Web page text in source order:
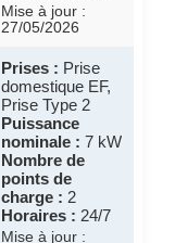
Mise à jour :
27/05/2026
Prises : Prise
domestique EF,
Prise Type 2
Puissance
nominale : 7 kW
Nombre de
points de
charge : 2
Horaires : 24/7
Mise à jour :